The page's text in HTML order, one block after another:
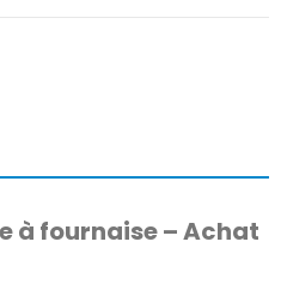
à fournaise – Achat